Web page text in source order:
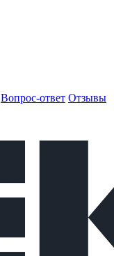
Вопрос-ответ Отзывы